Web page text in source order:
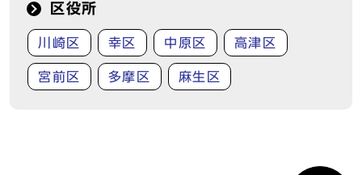
区役所
川崎区 幸区 中原区 高津区
宮前区 多摩区 麻生区